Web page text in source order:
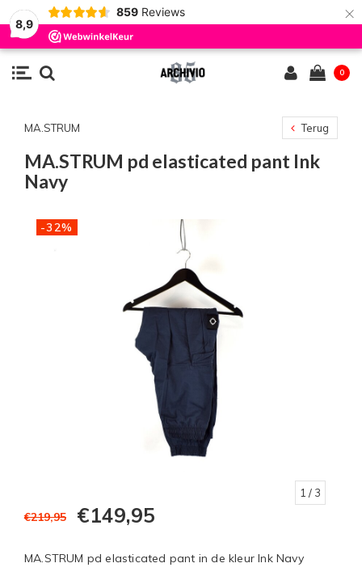
8,9
859 Reviews ×
0
MA.STRUM Terug
MA.STRUM pd elasticated pant Ink
Navy
-32%
1 / 3
€219,95 €149,95
MA.STRUM pd elasticated pant in de kleur Ink Navy